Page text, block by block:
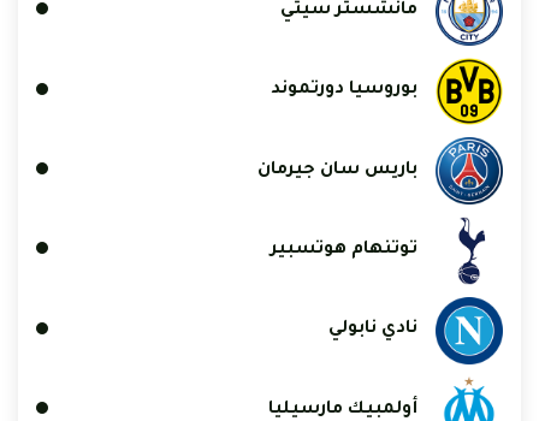
مانشستر سيتي
بوروسيا دورتموند
باريس سان جيرمان
توتنهام هوتسبير
نادي نابولي
أولمبيك مارسيليا